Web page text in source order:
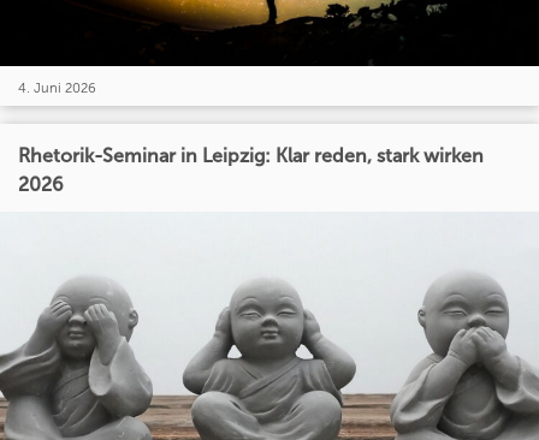
4. Juni 2026
Rhetorik-Seminar in Leipzig: Klar reden, stark wirken
2026